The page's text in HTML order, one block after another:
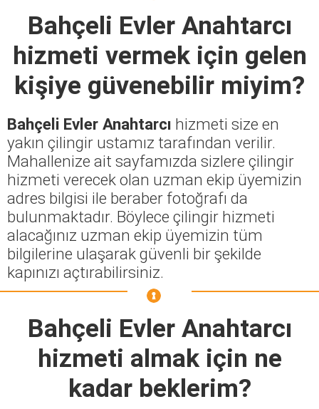
Bahçeli Evler Anahtarcı
hizmeti vermek için gelen
kişiye güvenebilir miyim?
Bahçeli Evler Anahtarcı hizmeti size en
yakın çilingir ustamız tarafından verilir.
Mahallenize ait sayfamızda sizlere çilingir
hizmeti verecek olan uzman ekip üyemizin
adres bilgisi ile beraber fotoğrafı da
bulunmaktadır. Böylece çilingir hizmeti
alacağınız uzman ekip üyemizin tüm
bilgilerine ulaşarak güvenli bir şekilde
kapınızı açtırabilirsiniz.
Bahçeli Evler Anahtarcı
hizmeti almak için ne
kadar beklerim?